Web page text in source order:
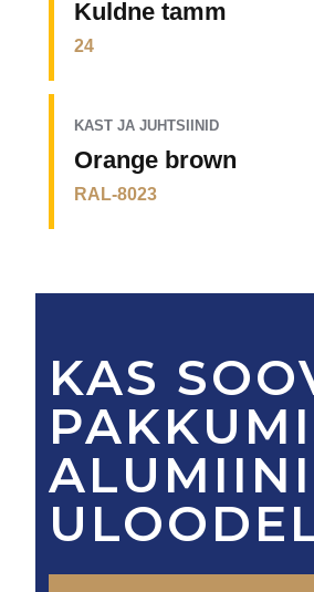
Kuldne tamm
24
KAST JA JUHTSIINID
Orange brown
RAL-8023
KAS